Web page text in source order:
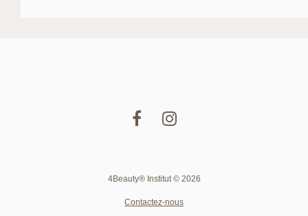
4Beauty® Institut © 2026
Contactez-nous